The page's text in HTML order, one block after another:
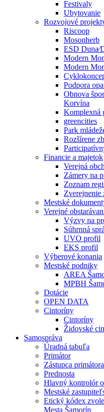
Festivaly
Ubytovanie
Rozvojové
Riscoop
Mosonherb
ESD
Modern
Modern
Podpora
Obnova
Korvína
Komplexná
greencities
Park
Rozšírene
Financie a majetok
Verejná
Zámery na
Zoznam
Zverejnenie
Mestské
Verejné
Výzvy na
Súhrnná
UVO profil
EKS profil
Výberové konania
Mestské podniky
AREA
MPBH
Dotácie
OPEN DATA
Cintoríny
Cintoríny
Židovské
Samospráva
Úradná tabuľa
Primátor
Zástupca primátora
Prednosta
Hlavný kontrolór
Mestské
Etický kódex
Mesta Šamorín